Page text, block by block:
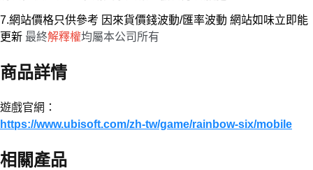
7.網站價格只供參考 因來貨價錢波動/匯率波動 網站如味立即能
更新 最終解釋權均屬本公司所有
商品詳情
遊戲官網：
https://www.ubisoft.com/zh-tw/game/rainbow-six/mobile
相關產品